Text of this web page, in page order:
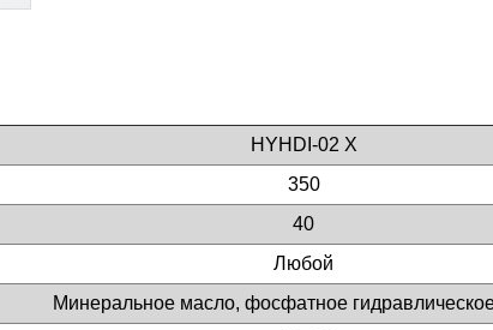
HYHDI-02 X
350
40
Любой
Минеральное масло, фосфатное